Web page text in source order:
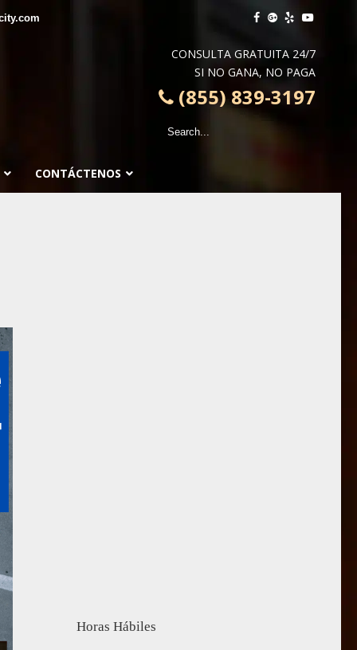
CONSULTA GRATUITA 24/7
SI NO GANA, NO PAGA
(855) 839-3197
CONTÁCTENOS
Horas Hábiles